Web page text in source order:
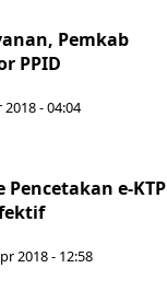
Pemkab
PPID
- 04:04
e-KTP
2018 - 12:58